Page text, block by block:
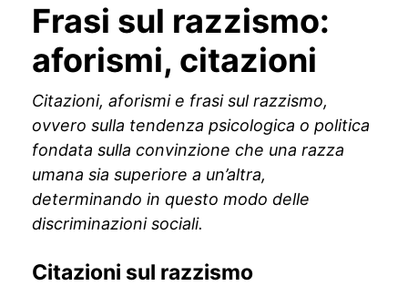
Frasi sul razzismo:
aforismi, citazioni
Citazioni, aforismi e frasi sul razzismo,
ovvero sulla tendenza psicologica o politica
fondata sulla convinzione che una razza
umana sia superiore a un’altra,
determinando in questo modo delle
discriminazioni sociali.
Citazioni sul razzismo